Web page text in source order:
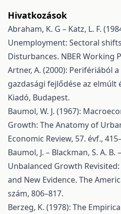
Hivatkozások
Abraham, K. G – Katz, L. F.
Unemployment: Sectoral
Disturbances. NBER Working
Artner, A. (2000): Perifériából
gazdasági fejlődése az elmúlt
Kiadó, Budapest.
Baumol, W. J. (1967):
Growth: The Anatomy of
Economic Review, 57. évf.,
Baumol, J. – Blackman, S. A. B.
Unbalanced Growth
and New Evidence. The
szám, 806–817.
Berzeg, K. (1978): The